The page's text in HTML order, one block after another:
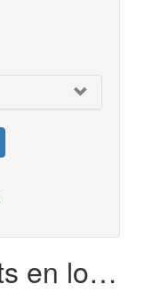
41 appartements en location dans la Réunion (974)